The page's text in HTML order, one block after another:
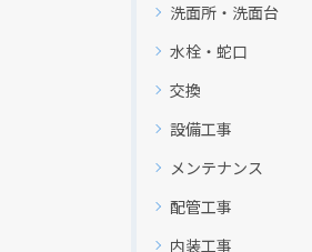
洗面所・洗面台
水栓・蛇口
交換
設備工事
メンテナンス
配管工事
内装工事